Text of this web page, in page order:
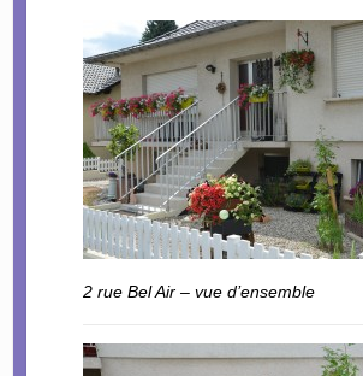
2 rue Bel Air – vue d’ensemble